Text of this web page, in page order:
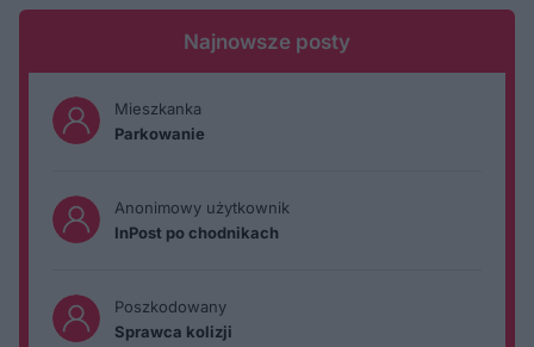
Najnowsze posty
Mieszkanka
Parkowanie
Anonimowy użytkownik
InPost po chodnikach
Poszkodowany
Sprawca kolizji